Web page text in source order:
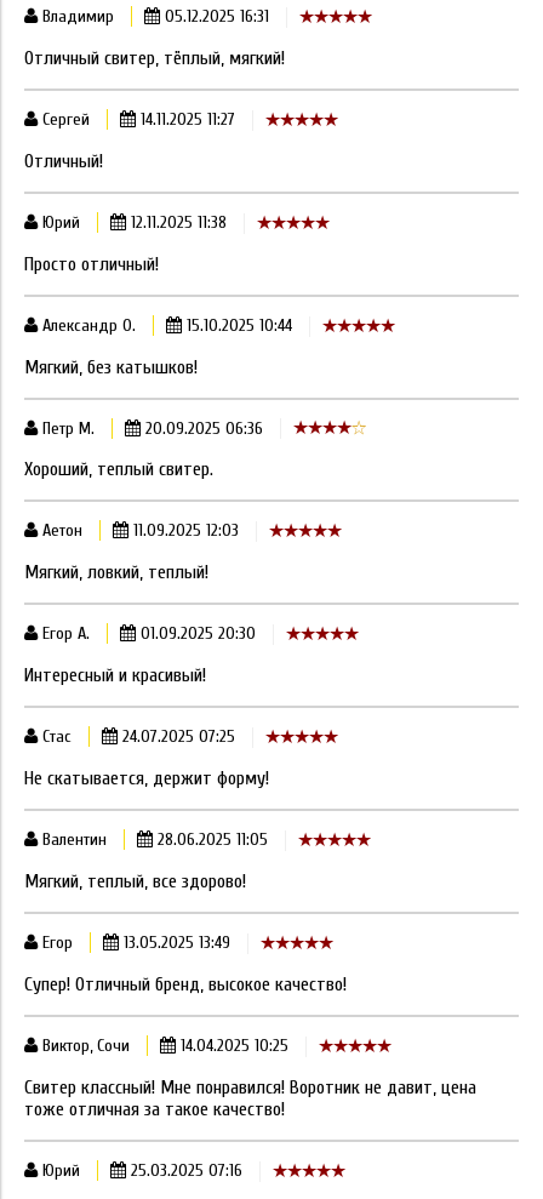
Владимир 05.12.2025 16:31
Отличный свитер, тёплый, мягкий!
Сергей 14.11.2025 11:27
Отличный!
Юрий 12.11.2025 11:38
Просто отличный!
Александр О. 15.10.2025 10:44
Мягкий, без катышков!
Петр М. 20.09.2025 06:36
Хороший, теплый свитер.
Аетон 11.09.2025 12:03
Мягкий, ловкий, теплый!
Егор А. 01.09.2025 20:30
Интересный и красивый!
Стас 24.07.2025 07:25
Не скатывается, держит форму!
Валентин 28.06.2025 11:05
Мягкий, теплый, все здорово!
Егор 13.05.2025 13:49
Супер! Отличный бренд, высокое качество!
Виктор, Сочи 14.04.2025 10:25
Свитер классный! Мне понравился! Воротник не давит, цена
тоже отличная за такое качество!
Юрий 25.03.2025 07:16